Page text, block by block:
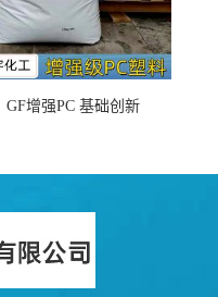
GF增强PC 基础创新